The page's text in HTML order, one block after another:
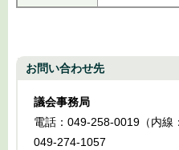
お問い合わせ先
議会事務局
電話：049-258-0019（内
049-274-1057